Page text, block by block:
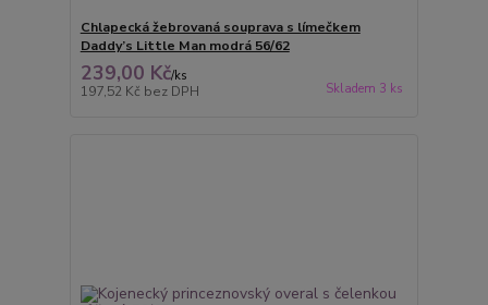
Chlapecká žebrovaná souprava s límečkem
Daddy’s Little Man modrá 56/62
239,00 Kč/ks
197,52 Kč bez DPH Skladem 3 ks